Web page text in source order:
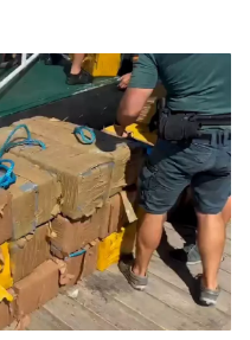
al disparar su gasto